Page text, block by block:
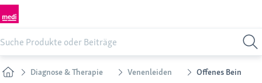
Diagnose & Therapie Venenleiden Offenes Bein